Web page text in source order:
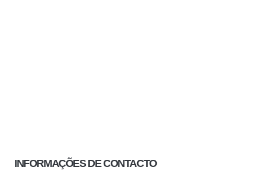
INFORMAÇÕES DE CONTACTO